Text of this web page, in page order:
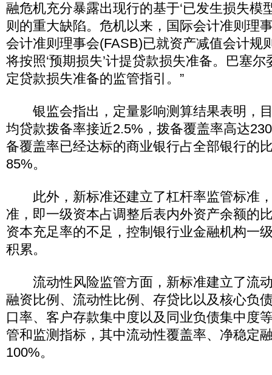
融危机充分暴露出现行的基于‘已发生损失模
则的重大缺陷。危机以来，国际会计准则理
会计准则理事会(FASB)已就资产减值会计规
将按照‘预期损失’计提贷款损失准备。巴塞
定贷款损失准备的监管指引。”
银监会指出，定量影响测算结果表明，
均贷款拨备率接近2.5%，拨备覆盖率高达
备覆盖率已经达标的商业银行占全部银行的
85%。
此外，新标准还建立了杠杆率监管标准
准，即一级资本占调整后表内外资产余额的
资本充足率的不足，控制银行业金融机构一
积累。
流动性风险监管方面，新标准建立了流
融资比例、流动性比例、存贷比以及核心负
口率、客户存款集中度以及同业负债集中度
管和监测指标，其中流动性覆盖率、净稳定
100%。